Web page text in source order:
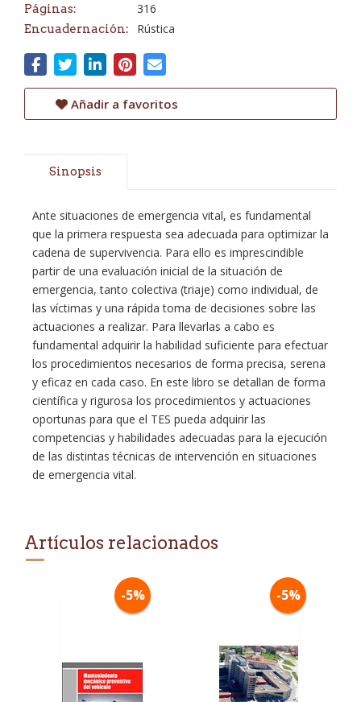
Páginas: 316
Encuadernación: Rústica
Añadir a favoritos
Sinopsis
Ante situaciones de emergencia vital, es fundamental
que la primera respuesta sea adecuada para optimizar la
cadena de supervivencia. Para ello es imprescindible
partir de una evaluación inicial de la situación de
emergencia, tanto colectiva (triaje) como individual, de
las víctimas y una rápida toma de decisiones sobre las
actuaciones a realizar. Para llevarlas a cabo es
fundamental adquirir la habilidad suficiente para efectuar
los procedimientos necesarios de forma precisa, serena
y eficaz en cada caso. En este libro se detallan de forma
científica y rigurosa los procedimientos y actuaciones
oportunas para que el TES pueda adquirir las
competencias y habilidades adecuadas para la ejecución
de las distintas técnicas de intervención en situaciones
de emergencia vital.
Artículos relacionados
-5% -5%